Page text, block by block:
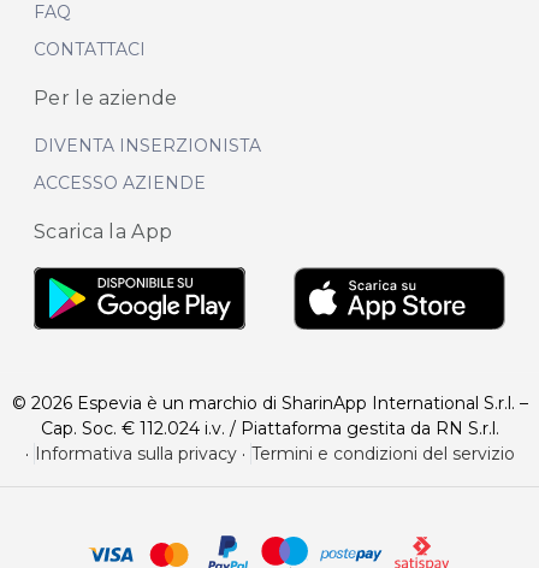
FAQ
CONTATTACI
Per le aziende
DIVENTA INSERZIONISTA
ACCESSO AZIENDE
Scarica la App
© 2026 Espevia è un marchio di SharinApp International S.r.l. –
Cap. Soc. € 112.024 i.v. / Piattaforma gestita da RN S.r.l.
·
Informativa sulla privacy· Termini e condizioni del servizio